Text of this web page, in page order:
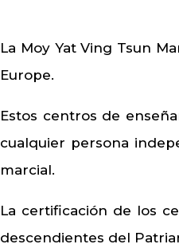
La Moy Yat Ving Tsun
Europe.
Estos centros de
cualquier persona
marcial.
La certificación de los
descendientes del